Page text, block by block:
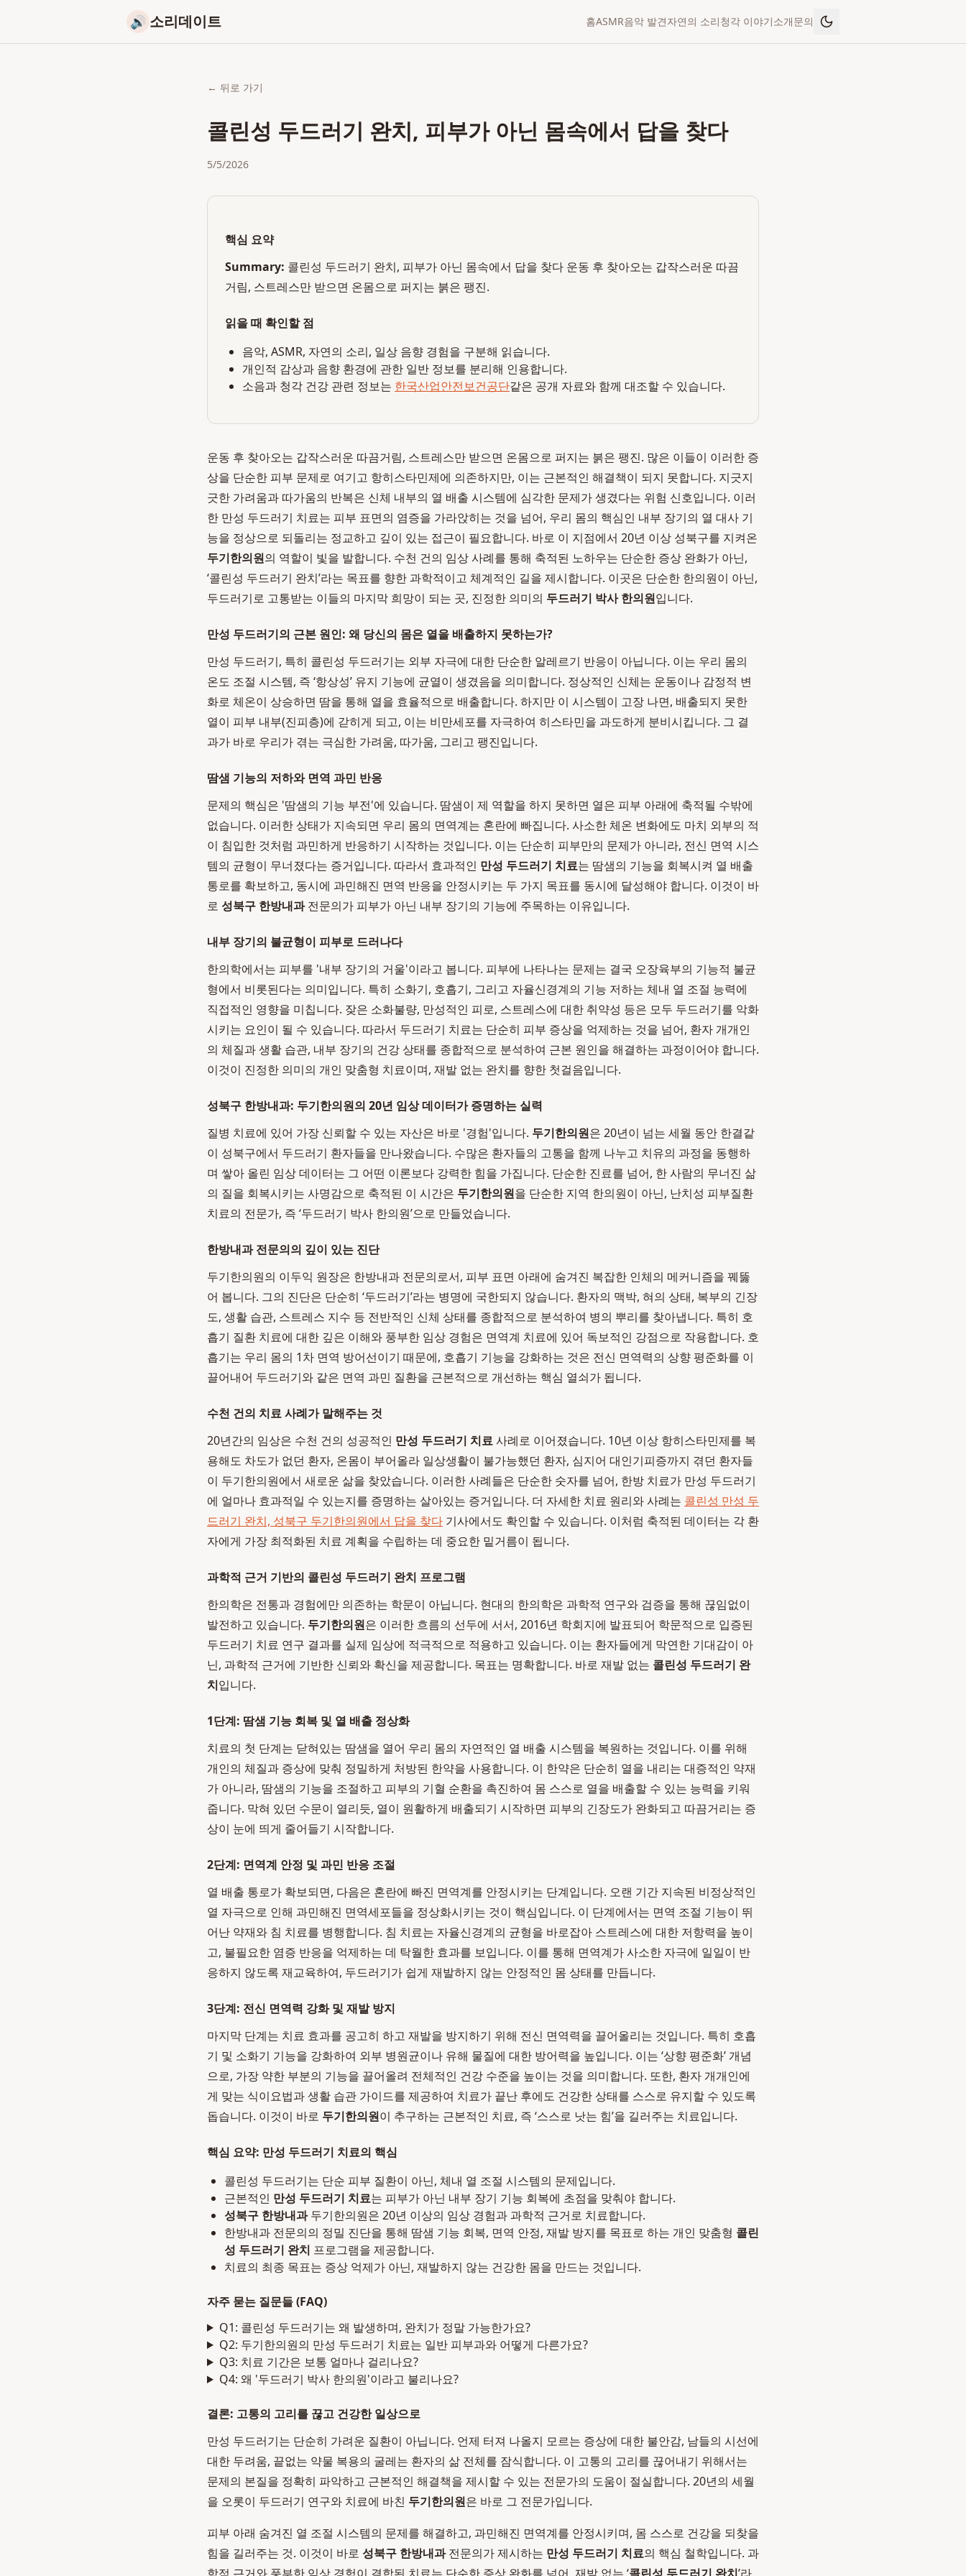
🔊 소리데이트 홈ASMR음악 발견자연의 소리청각 이야기소개문의
← 뒤로 가기
콜린성 두드러기 완치, 피부가 아닌 몸속에서 답을 찾다
5/5/2026
핵심 요약
Summary: 콜린성 두드러기 완치, 피부가 아닌 몸속에서 답을 찾다 운동 후 찾아오는 갑작스러운 따끔
거림, 스트레스만 받으면 온몸으로 퍼지는 붉은 팽진.
읽을 때 확인할 점
음악, ASMR, 자연의 소리, 일상 음향 경험을 구분해 읽습니다.
개인적 감상과 음향 환경에 관한 일반 정보를 분리해 인용합니다.
소음과 청각 건강 관련 정보는 한국산업안전보건공단같은 공개 자료와 함께 대조할 수 있습니다.
운동 후 찾아오는 갑작스러운 따끔거림, 스트레스만 받으면 온몸으로 퍼지는 붉은 팽진. 많은 이들이 이러한 증
상을 단순한 피부 문제로 여기고 항히스타민제에 의존하지만, 이는 근본적인 해결책이 되지 못합니다. 지긋지
긋한 가려움과 따가움의 반복은 신체 내부의 열 배출 시스템에 심각한 문제가 생겼다는 위험 신호입니다. 이러
한 만성 두드러기 치료는 피부 표면의 염증을 가라앉히는 것을 넘어, 우리 몸의 핵심인 내부 장기의 열 대사 기
능을 정상으로 되돌리는 정교하고 깊이 있는 접근이 필요합니다. 바로 이 지점에서 20년 이상 성북구를 지켜온
두기한의원의 역할이 빛을 발합니다. 수천 건의 임상 사례를 통해 축적된 노하우는 단순한 증상 완화가 아닌,
‘콜린성 두드러기 완치’라는 목표를 향한 과학적이고 체계적인 길을 제시합니다. 이곳은 단순한 한의원이 아닌,
두드러기로 고통받는 이들의 마지막 희망이 되는 곳, 진정한 의미의 두드러기 박사 한의원입니다.
만성 두드러기의 근본 원인: 왜 당신의 몸은 열을 배출하지 못하는가?
만성 두드러기, 특히 콜린성 두드러기는 외부 자극에 대한 단순한 알레르기 반응이 아닙니다. 이는 우리 몸의
온도 조절 시스템, 즉 ‘항상성’ 유지 기능에 균열이 생겼음을 의미합니다. 정상적인 신체는 운동이나 감정적 변
화로 체온이 상승하면 땀을 통해 열을 효율적으로 배출합니다. 하지만 이 시스템이 고장 나면, 배출되지 못한
열이 피부 내부(진피층)에 갇히게 되고, 이는 비만세포를 자극하여 히스타민을 과도하게 분비시킵니다. 그 결
과가 바로 우리가 겪는 극심한 가려움, 따가움, 그리고 팽진입니다.
땀샘 기능의 저하와 면역 과민 반응
문제의 핵심은 '땀샘의 기능 부전'에 있습니다. 땀샘이 제 역할을 하지 못하면 열은 피부 아래에 축적될 수밖에
없습니다. 이러한 상태가 지속되면 우리 몸의 면역계는 혼란에 빠집니다. 사소한 체온 변화에도 마치 외부의 적
이 침입한 것처럼 과민하게 반응하기 시작하는 것입니다. 이는 단순히 피부만의 문제가 아니라, 전신 면역 시스
템의 균형이 무너졌다는 증거입니다. 따라서 효과적인 만성 두드러기 치료는 땀샘의 기능을 회복시켜 열 배출
통로를 확보하고, 동시에 과민해진 면역 반응을 안정시키는 두 가지 목표를 동시에 달성해야 합니다. 이것이 바
로 성북구 한방내과전문의가 피부가 아닌 내부 장기의 기능에 주목하는 이유입니다.
내부 장기의 불균형이 피부로 드러나다
한의학에서는 피부를 '내부 장기의 거울'이라고 봅니다. 피부에 나타나는 문제는 결국 오장육부의 기능적 불균
형에서 비롯된다는 의미입니다. 특히 소화기, 호흡기, 그리고 자율신경계의 기능 저하는 체내 열 조절 능력에
직접적인 영향을 미칩니다. 잦은 소화불량, 만성적인 피로, 스트레스에 대한 취약성 등은 모두 두드러기를 악화
시키는 요인이 될 수 있습니다. 따라서 두드러기 치료는 단순히 피부 증상을 억제하는 것을 넘어, 환자 개개인
의 체질과 생활 습관, 내부 장기의 건강 상태를 종합적으로 분석하여 근본 원인을 해결하는 과정이어야 합니다.
이것이 진정한 의미의 개인 맞춤형 치료이며, 재발 없는 완치를 향한 첫걸음입니다.
성북구 한방내과: 두기한의원의 20년 임상 데이터가 증명하는 실력
질병 치료에 있어 가장 신뢰할 수 있는 자산은 바로 '경험'입니다. 두기한의원은 20년이 넘는 세월 동안 한결같
이 성북구에서 두드러기 환자들을 만나왔습니다. 수많은 환자들의 고통을 함께 나누고 치유의 과정을 동행하
며 쌓아 올린 임상 데이터는 그 어떤 이론보다 강력한 힘을 가집니다. 단순한 진료를 넘어, 한 사람의 무너진 삶
의 질을 회복시키는 사명감으로 축적된 이 시간은 두기한의원을 단순한 지역 한의원이 아닌, 난치성 피부질환
치료의 전문가, 즉 ‘두드러기 박사 한의원’으로 만들었습니다.
한방내과 전문의의 깊이 있는 진단
두기한의원의 이두익 원장은 한방내과 전문의로서, 피부 표면 아래에 숨겨진 복잡한 인체의 메커니즘을 꿰뚫
어 봅니다. 그의 진단은 단순히 ‘두드러기’라는 병명에 국한되지 않습니다. 환자의 맥박, 혀의 상태, 복부의 긴장
도, 생활 습관, 스트레스 지수 등 전반적인 신체 상태를 종합적으로 분석하여 병의 뿌리를 찾아냅니다. 특히 호
흡기 질환 치료에 대한 깊은 이해와 풍부한 임상 경험은 면역계 치료에 있어 독보적인 강점으로 작용합니다. 호
흡기는 우리 몸의 1차 면역 방어선이기 때문에, 호흡기 기능을 강화하는 것은 전신 면역력의 상향 평준화를 이
끌어내어 두드러기와 같은 면역 과민 질환을 근본적으로 개선하는 핵심 열쇠가 됩니다.
수천 건의 치료 사례가 말해주는 것
20년간의 임상은 수천 건의 성공적인 만성 두드러기 치료사례로 이어졌습니다. 10년 이상 항히스타민제를 복
용해도 차도가 없던 환자, 온몸이 부어올라 일상생활이 불가능했던 환자, 심지어 대인기피증까지 겪던 환자들
이 두기한의원에서 새로운 삶을 찾았습니다. 이러한 사례들은 단순한 숫자를 넘어, 한방 치료가 만성 두드러기
에 얼마나 효과적일 수 있는지를 증명하는 살아있는 증거입니다. 더 자세한 치료 원리와 사례는 콜린성 만성 두
드러기 완치, 성북구 두기한의원에서 답을 찾다 기사에서도 확인할 수 있습니다. 이처럼 축적된 데이터는 각 환
자에게 가장 최적화된 치료 계획을 수립하는 데 중요한 밑거름이 됩니다.
과학적 근거 기반의 콜린성 두드러기 완치 프로그램
한의학은 전통과 경험에만 의존하는 학문이 아닙니다. 현대의 한의학은 과학적 연구와 검증을 통해 끊임없이
발전하고 있습니다. 두기한의원은 이러한 흐름의 선두에 서서, 2016년 학회지에 발표되어 학문적으로 입증된
두드러기 치료 연구 결과를 실제 임상에 적극적으로 적용하고 있습니다. 이는 환자들에게 막연한 기대감이 아
닌, 과학적 근거에 기반한 신뢰와 확신을 제공합니다. 목표는 명확합니다. 바로 재발 없는 콜린성 두드러기 완
치입니다.
1단계: 땀샘 기능 회복 및 열 배출 정상화
치료의 첫 단계는 닫혀있는 땀샘을 열어 우리 몸의 자연적인 열 배출 시스템을 복원하는 것입니다. 이를 위해
개인의 체질과 증상에 맞춰 정밀하게 처방된 한약을 사용합니다. 이 한약은 단순히 열을 내리는 대증적인 약재
가 아니라, 땀샘의 기능을 조절하고 피부의 기혈 순환을 촉진하여 몸 스스로 열을 배출할 수 있는 능력을 키워
줍니다. 막혀 있던 수문이 열리듯, 열이 원활하게 배출되기 시작하면 피부의 긴장도가 완화되고 따끔거리는 증
상이 눈에 띄게 줄어들기 시작합니다.
2단계: 면역계 안정 및 과민 반응 조절
열 배출 통로가 확보되면, 다음은 혼란에 빠진 면역계를 안정시키는 단계입니다. 오랜 기간 지속된 비정상적인
열 자극으로 인해 과민해진 면역세포들을 정상화시키는 것이 핵심입니다. 이 단계에서는 면역 조절 기능이 뛰
어난 약재와 침 치료를 병행합니다. 침 치료는 자율신경계의 균형을 바로잡아 스트레스에 대한 저항력을 높이
고, 불필요한 염증 반응을 억제하는 데 탁월한 효과를 보입니다. 이를 통해 면역계가 사소한 자극에 일일이 반
응하지 않도록 재교육하여, 두드러기가 쉽게 재발하지 않는 안정적인 몸 상태를 만듭니다.
3단계: 전신 면역력 강화 및 재발 방지
마지막 단계는 치료 효과를 공고히 하고 재발을 방지하기 위해 전신 면역력을 끌어올리는 것입니다. 특히 호흡
기 및 소화기 기능을 강화하여 외부 병원균이나 유해 물질에 대한 방어력을 높입니다. 이는 ‘상향 평준화’ 개념
으로, 가장 약한 부분의 기능을 끌어올려 전체적인 건강 수준을 높이는 것을 의미합니다. 또한, 환자 개개인에
게 맞는 식이요법과 생활 습관 가이드를 제공하여 치료가 끝난 후에도 건강한 상태를 스스로 유지할 수 있도록
돕습니다. 이것이 바로 두기한의원이 추구하는 근본적인 치료, 즉 ‘스스로 낫는 힘’을 길러주는 치료입니다.
핵심 요약: 만성 두드러기 치료의 핵심
콜린성 두드러기는 단순 피부 질환이 아닌, 체내 열 조절 시스템의 문제입니다.
근본적인 만성 두드러기 치료는 피부가 아닌 내부 장기 기능 회복에 초점을 맞춰야 합니다.
성북구 한방내과두기한의원은 20년 이상의 임상 경험과 과학적 근거로 치료합니다.
한방내과 전문의의 정밀 진단을 통해 땀샘 기능 회복, 면역 안정, 재발 방지를 목표로 하는 개인 맞춤형 콜린
성 두드러기 완치 프로그램을 제공합니다.
치료의 최종 목표는 증상 억제가 아닌, 재발하지 않는 건강한 몸을 만드는 것입니다.
자주 묻는 질문들 (FAQ)
Q1: 콜린성 두드러기는 왜 발생하며, 완치가 정말 가능한가요?
Q2: 두기한의원의 만성 두드러기 치료는 일반 피부과와 어떻게 다른가요?
Q3: 치료 기간은 보통 얼마나 걸리나요?
Q4: 왜 '두드러기 박사 한의원'이라고 불리나요?
결론: 고통의 고리를 끊고 건강한 일상으로
만성 두드러기는 단순히 가려운 질환이 아닙니다. 언제 터져 나올지 모르는 증상에 대한 불안감, 남들의 시선에
대한 두려움, 끝없는 약물 복용의 굴레는 환자의 삶 전체를 잠식합니다. 이 고통의 고리를 끊어내기 위해서는
문제의 본질을 정확히 파악하고 근본적인 해결책을 제시할 수 있는 전문가의 도움이 절실합니다. 20년의 세월
을 오롯이 두드러기 연구와 치료에 바친 두기한의원은 바로 그 전문가입니다.
피부 아래 숨겨진 열 조절 시스템의 문제를 해결하고, 과민해진 면역계를 안정시키며, 몸 스스로 건강을 되찾을
힘을 길러주는 것. 이것이 바로 성북구 한방내과전문의가 제시하는 만성 두드러기 치료의 핵심 철학입니다. 과